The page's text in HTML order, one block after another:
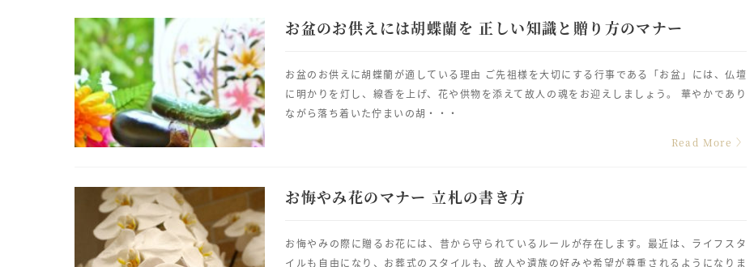
お盆のお供えには胡蝶蘭を 正しい知識と贈り方のマナー
お盆のお供えに胡蝶蘭が適している理由 ご先祖様を大切にする行事である「お盆」には、仏壇
に明かりを灯し、線香を上げ、花や供物を添えて故人の魂をお迎えしましょう。 華やかであり
ながら落ち着いた佇まいの胡・・・
Read More 〉
お悔やみ花のマナー 立札の書き方
お悔やみの際に贈るお花には、昔から守られているルールが存在します。最近は、ライフスタ
イルも自由になり、お葬式のスタイルも、故人や遺族の好みや希望が尊重されるようになりま